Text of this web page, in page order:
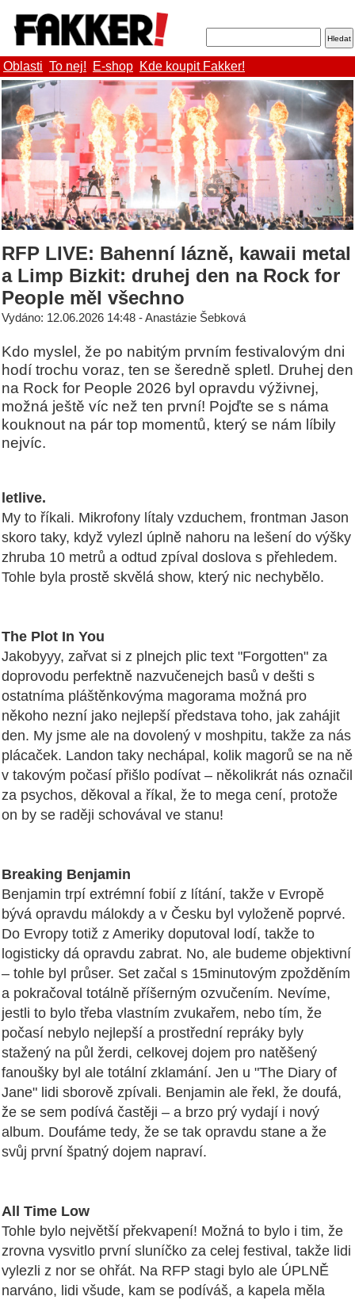
Oblasti To nej! E-shop Kde koupit Fakker!
RFP LIVE: Bahenní lázně, kawaii metal
a Limp Bizkit: druhej den na Rock for
People měl všechno
Vydáno: 12.06.2026 14:48 - Anastázie Šebková
Kdo myslel, že po nabitým prvním festivalovým dni
hodí trochu voraz, ten se šeredně spletl. Druhej den
na Rock for People 2026 byl opravdu výživnej,
možná ještě víc než ten první! Pojďte se s náma
kouknout na pár top momentů, který se nám líbily
nejvíc.
letlive.
My to říkali. Mikrofony lítaly vzduchem, frontman Jason
skoro taky, když vylezl úplně nahoru na lešení do výšky
zhruba 10 metrů a odtud zpíval doslova s přehledem.
Tohle byla prostě skvělá show, který nic nechybělo.
The Plot In You
Jakobyyy, zařvat si z plnejch plic text "Forgotten" za
doprovodu perfektně nazvučenejch basů v dešti s
ostatníma pláštěnkovýma magorama možná pro
někoho nezní jako nejlepší představa toho, jak zahájit
den. My jsme ale na dovolený v moshpitu, takže za nás
plácaček. Landon taky nechápal, kolik magorů se na ně
v takovým počasí přišlo podívat – několikrát nás označil
za psychos, děkoval a říkal, že to mega cení, protože
on by se raději schovával ve stanu!
Breaking Benjamin
Benjamin trpí extrémní fobií z lítání, takže v Evropě
bývá opravdu málokdy a v Česku byl vyloženě poprvé.
Do Evropy totiž z Ameriky doputoval lodí, takže to
logisticky dá opravdu zabrat. No, ale budeme objektivní
– tohle byl průser. Set začal s 15minutovým zpožděním
a pokračoval totálně příšerným ozvučením. Nevíme,
jestli to bylo třeba vlastním zvukařem, nebo tím, že
počasí nebylo nejlepší a prostřední repráky byly
stažený na půl žerdi, celkovej dojem pro natěšený
fanoušky byl ale totální zklamání. Jen u "The Diary of
Jane" lidi sborově zpívali. Benjamin ale řekl, že doufá,
že se sem podívá častěji – a brzo prý vydají i nový
album. Doufáme tedy, že se tak opravdu stane a že
svůj první špatný dojem napraví.
All Time Low
Tohle bylo největší překvapení! Možná to bylo i tim, že
zrovna vysvitlo první sluníčko za celej festival, takže lidi
vylezli z nor se ohřát. Na RFP stagi bylo ale ÚPLNĚ
narváno, lidi všude, kam se podíváš, a kapela měla